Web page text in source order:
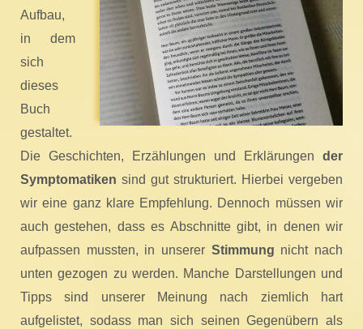
Aufbau,
in dem
sich
dieses
Buch
gestaltet.
Die Geschichten, Erzählungen und Erklärungen der
Symptomatiken sind gut strukturiert. Hierbei vergeben
wir eine ganz klare Empfehlung. Dennoch müssen wir
auch gestehen, dass es Abschnitte gibt, in denen wir
aufpassen mussten, in unserer Stimmung nicht nach
unten gezogen zu werden. Manche Darstellungen und
Tipps sind unserer Meinung nach ziemlich hart
aufgelistet, sodass man sich seinen Gegenübern als